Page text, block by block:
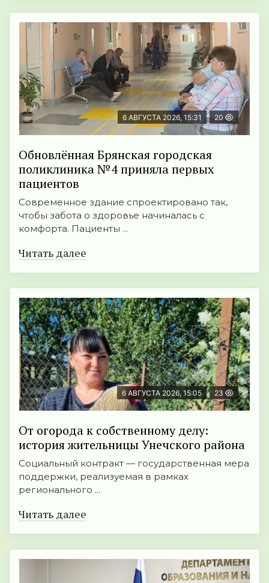
6 АВГУСТА 2026, 15:31 20
Обновлённая Брянская городская
поликлиника №4 приняла первых
пациентов
Современное здание спроектировано так,
чтобы забота о здоровье начиналась с
комфорта. Пациенты ...
Читать далее
6 АВГУСТА 2026, 15:05 23
От огорода к собственному делу:
история жительницы Унечского района
Социальный контракт — государственная мера
поддержки, реализуемая в рамках
регионального ...
Читать далее